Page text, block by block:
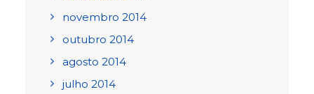
novembro 2014
outubro 2014
agosto 2014
julho 2014